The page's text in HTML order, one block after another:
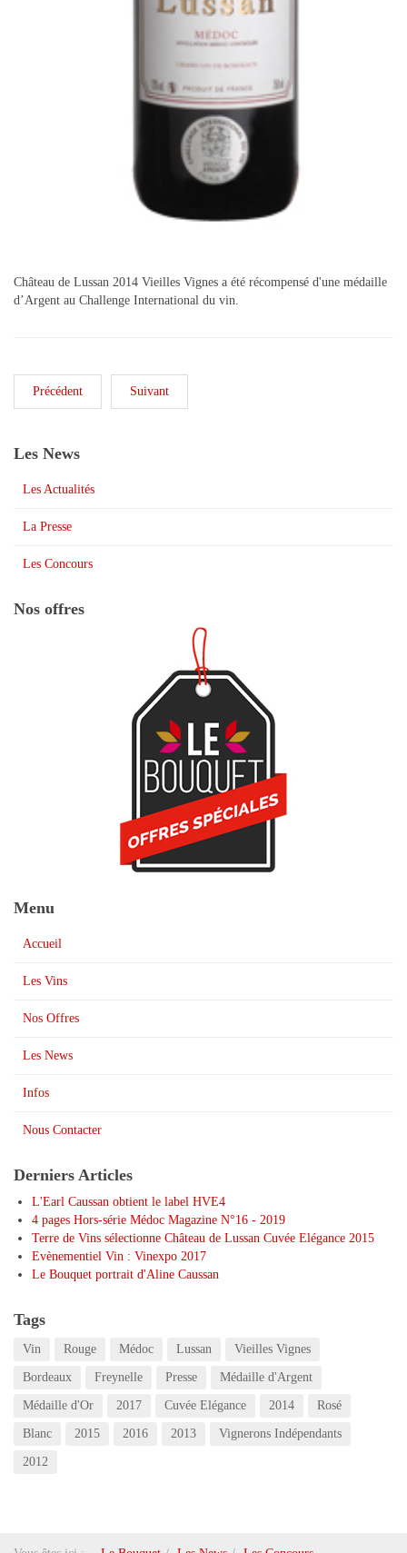
Château de Lussan 2014 Vieilles Vignes a été récompensé d'une médaille
d’Argent au Challenge International du vin.
Précédent Suivant
Les News
Les Actualités
La Presse
Les Concours
Nos offres
Menu
Accueil
Les Vins
Nos Offres
Les News
Infos
Nous Contacter
Derniers Articles
L'Earl Caussan obtient le label HVE4
4 pages Hors-série Médoc Magazine N°16 - 2019
Terre de Vins sélectionne Château de Lussan Cuvée Elégance 2015
Evènementiel Vin : Vinexpo 2017
Le Bouquet portrait d'Aline Caussan
Tags
Vin Rouge Médoc Lussan Vieilles Vignes
Bordeaux Freynelle Presse Médaille d'Argent
Médaille d'Or 2017 Cuvée Elégance 2014 Rosé
Blanc 2015 2016 2013 Vignerons Indépendants
2012